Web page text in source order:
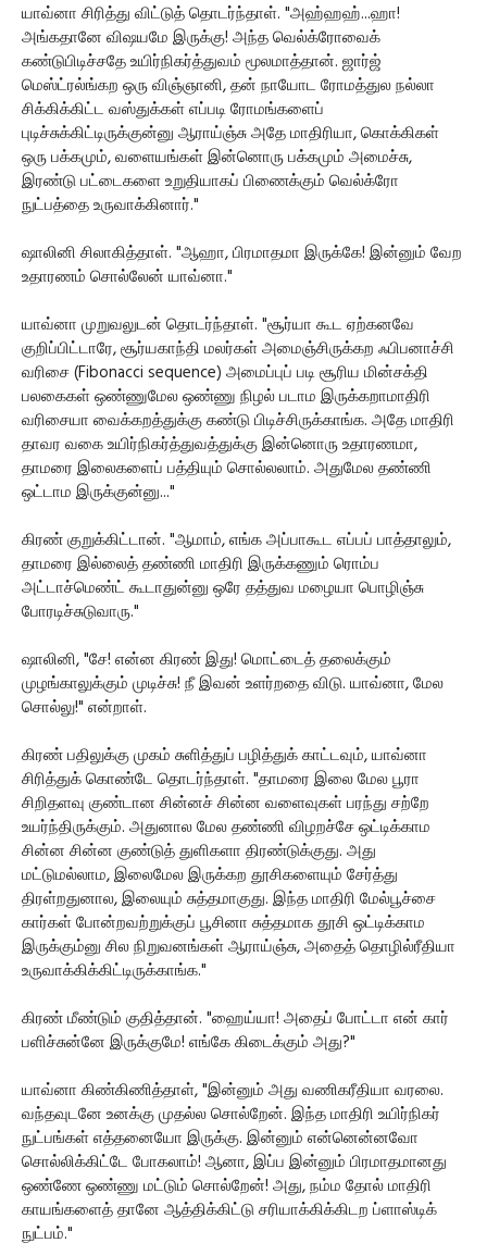
யாவ்னா சிரித்து விட்டுத் தொடர்ந்தாள். "அஹ்ஹஹ்...ஹா!
அங்கதானே விஷயமே இருக்கு! அந்த வெல்க்ரோவைக்
கண்டுபிடிச்சதே உயிர்நிகர்த்துவம் மூலமாத்தான். ஜார்ஜ்
மெஸ்ட்ரல்ங்கற ஒரு விஞ்ஞானி, தன் நாயோட ரோமத்துல நல்லா
சிக்கிக்கிட்ட வஸ்துக்கள் எப்படி ரோமங்களைப்
புடிச்சுக்கிட்டிருக்குன்னு ஆராய்ஞ்சு அதே மாதிரியா, கொக்கிகள்
ஒரு பக்கமும், வளையங்கள் இன்னொரு பக்கமும் அமைச்சு,
இரண்டு பட்டைகளை உறுதியாகப் பிணைக்கும் வெல்க்ரோ
நுட்பத்தை உருவாக்கினார்."
ஷாலினி சிலாகித்தாள். "ஆஹா, பிரமாதமா இருக்கே! இன்னும் வேற
உதாரணம் சொல்லேன் யாவ்னா."
யாவ்னா முறுவலுடன் தொடர்ந்தாள். "சூர்யா கூட ஏற்கனவே
குறிப்பிட்டாரே, சூர்யகாந்தி மலர்கள் அமைஞ்சிருக்கற ஃபிபனாச்சி
வரிசை (Fibonacci sequence) அமைப்புப் படி சூரிய மின்சக்தி
பலகைகள் ஒண்ணுமேல ஒண்ணு நிழல் படாம இருக்கறாமாதிரி
வரிசையா வைக்கறத்துக்கு கண்டு பிடிச்சிருக்காங்க. அதே மாதிரி
தாவர வகை உயிர்நிகர்த்துவத்துக்கு இன்னொரு உதாரணமா,
தாமரை இலைகளைப் பத்தியும் சொல்லலாம். அதுமேல தண்ணி
ஒட்டாம இருக்குன்னு..."
கிரண் குறுக்கிட்டான். "ஆமாம், எங்க அப்பாகூட எப்பப் பாத்தாலும்,
தாமரை இல்லைத் தண்ணி மாதிரி இருக்கணும் ரொம்ப
அட்டாச்மெண்ட் கூடாதுன்னு ஒரே தத்துவ மழையா பொழிஞ்சு
போரடிச்சுடுவாரு."
ஷாலினி, "சே! என்ன கிரண் இது! மொட்டைத் தலைக்கும்
முழங்காலுக்கும் முடிச்சு! நீ இவன் உளர்றதை விடு. யாவ்னா, மேல
சொல்லு!" என்றாள்.
கிரண் பதிலுக்கு முகம் சுளித்துப் பழித்துக் காட்டவும், யாவ்னா
சிரித்துக் கொண்டே தொடர்ந்தாள். "தாமரை இலை மேல பூரா
சிறிதளவு குண்டான சின்னச் சின்ன வளைவுகள் பரந்து சற்றே
உயர்ந்திருக்கும். அதுனால மேல தண்ணி விழறச்சே ஒட்டிக்காம
சின்ன சின்ன குண்டுத் துளிகளா திரண்டுக்குது. அது
மட்டுமல்லாம, இலைமேல இருக்கற தூசிகளையும் சேர்த்து
திரள்றதுனால, இலையும் சுத்தமாகுது. இந்த மாதிரி மேல்பூச்சை
கார்கள் போன்றவற்றுக்குப் பூசினா சுத்தமாக தூசி ஒட்டிக்காம
இருக்கும்னு சில நிறுவனங்கள் ஆராய்ஞ்சு, அதைத் தொழில்ரீதியா
உருவாக்கிக்கிட்டிருக்காங்க."
கிரண் மீண்டும் குதித்தான். "ஹைய்யா! அதைப் போட்டா என் கார்
பளிச்சுன்னே இருக்குமே! எங்கே கிடைக்கும் அது?"
யாவ்னா கிண்கிணித்தாள், "இன்னும் அது வணிகரீதியா வரலை.
வந்தவுடனே உனக்கு முதல்ல சொல்றேன். இந்த மாதிரி உயிர்நிகர்
நுட்பங்கள் எத்தனையோ இருக்கு. இன்னும் என்னென்னவோ
சொல்லிக்கிட்டே போகலாம்! ஆனா, இப்ப இன்னும் பிரமாதமானது
ஒண்ணே ஒண்ணு மட்டும் சொல்றேன்! அது, நம்ம தோல் மாதிரி
காயங்களைத் தானே ஆத்திக்கிட்டு சரியாக்கிக்கிடற ப்ளாஸ்டிக்
நுட்பம்."